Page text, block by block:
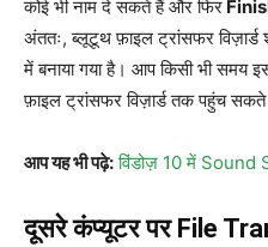
कोई भी नाम दे सकते हैं और फिर
अंततः, ब्लूटूथ फ़ाइल ट्रांसफर
में बनाया गया है। आप किसी भी
फ़ाइल ट्रांसफर विज़ार्ड तक पहुंच
आप यह भी पढ़े: विंडोज़ 10 में Sound
दूसरे कंप्यूटर पर File